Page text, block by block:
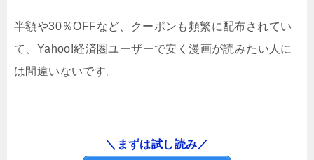
半額や30％OFFなど、クーポンも頻繁に配布されてい
て、Yahoo!経済圏ユーザーで安く漫画が読みたい人に
は間違いないです。
＼まずは試し読み／